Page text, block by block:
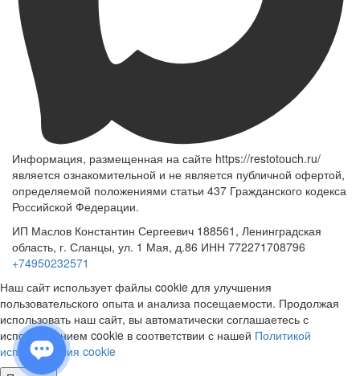
Информация, размещенная на сайте https://restotouch.ru/
является ознакомительной и не является публичной офертой,
определяемой положениями статьи 437 Гражданского кодекса
Российской Федерации.
ИП Маслов Константин Сергеевич 188561, Ленинградская
область, г. Сланцы, ул. 1 Мая, д.86 ИНН 772271708796
+74950232571
Наш сайт использует файлы cookie для улучшения
пользовательского опыта и анализа посещаемости. Продолжая
использовать наш сайт, вы автоматически соглашаетесь с
использованием cookie в соответствии с нашей Политикой
использования cookie